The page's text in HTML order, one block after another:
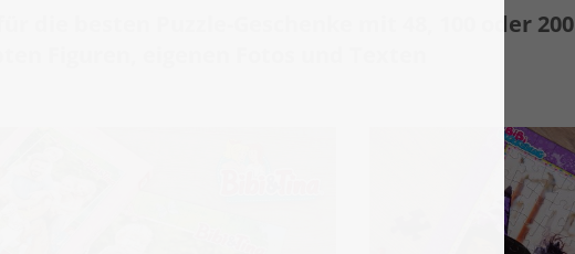
die besten Puzzle-Geschenke mit 48, 100 oder 200